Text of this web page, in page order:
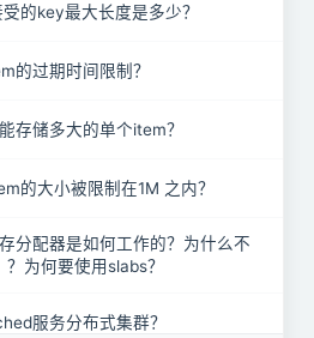
的key最大长度是多少？
的过期时间限制？
存储多大的单个item？
的大小被限制在1M 之内？
分配器是如何工作的？为什么不
为何要使用slabs？
服务分布式集群？